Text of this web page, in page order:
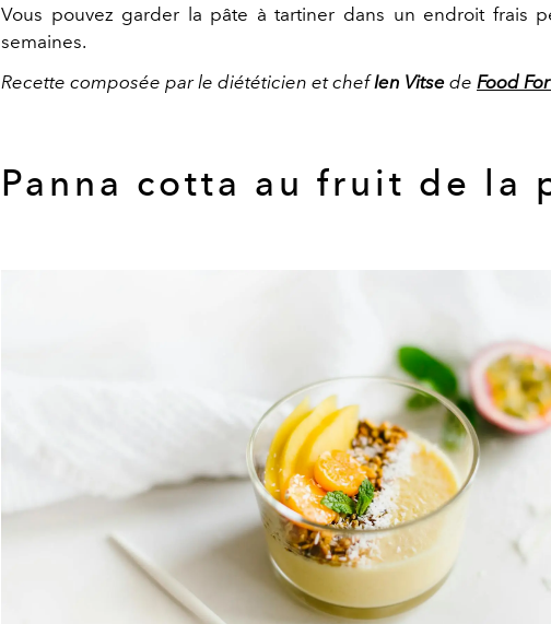
Vous pouvez garder la pâte à tartiner dans un endroit frais
semaines.
Recette composée par le diététicien et chefIen Vitse de Food
Panna cotta au fruit de la